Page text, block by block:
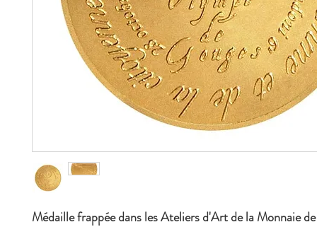
Médaille frappée dans les Ateliers d'Art de la Monnaie